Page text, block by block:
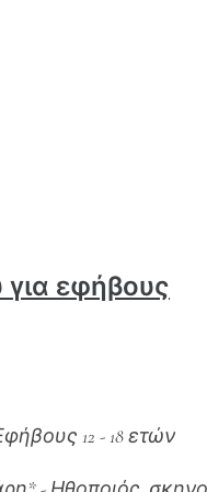
για εφήβους
12 - 18 ετών